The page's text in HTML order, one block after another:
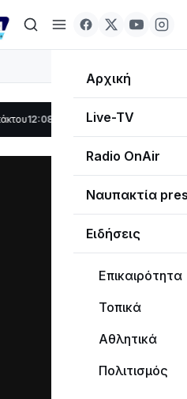
Αρχική
Live-TV
Radio OnAir
Ναυπακτία
Ειδήσεις
Επικαιρότητα
Τοπικά
Αθλητικά
Πολιτισμός
Σε τροχιά υλοποίησης η Παράκαμψη